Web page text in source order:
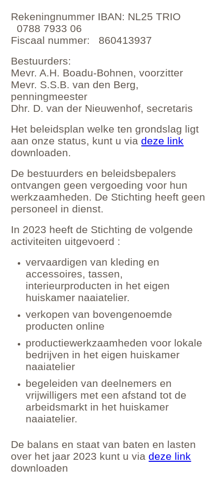
Rekeningnummer IBAN: NL25 TRIO
0788 7933 06
Fiscaal nummer: 860413937
Bestuurders:
Mevr. A.H. Boadu-Bohnen, voorzitter
Mevr. S.S.B. van den Berg,
penningmeester
Dhr. D. van der Nieuwenhof, secretaris
Het beleidsplan welke ten grondslag ligt
aan onze status, kunt u viadeze link
downloaden.
De bestuurders en beleidsbepalers
ontvangen geen vergoeding voor hun
werkzaamheden. De Stichting heeft geen
personeel in dienst.
In 2023 heeft de Stichting de volgende
activiteiten uitgevoerd :
vervaardigen van kleding en
accessoires, tassen,
interieurproducten in het eigen
huiskamer naaiatelier.
verkopen van bovengenoemde
producten online
productiewerkzaamheden voor lokale
bedrijven in het eigen huiskamer
naaiatelier
begeleiden van deelnemers en
vrijwilligers met een afstand tot de
arbeidsmarkt in het huiskamer
naaiatelier.
De balans en staat van baten en lasten
over het jaar 2023 kunt u viadeze link
downloaden